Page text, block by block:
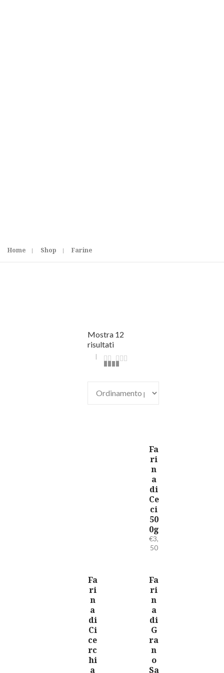
Home Shop Farine
Mostra 12
risultati
Fa
ri
n
a
di
Ce
ci
50
0g
€3,
50
Fa
ri
n
a
di
Ci
ce
rc
hi
a
Fa
ri
n
a
di
G
ra
n
o
Sa